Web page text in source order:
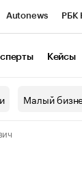
Autonews РБК
Кейсы
Малый